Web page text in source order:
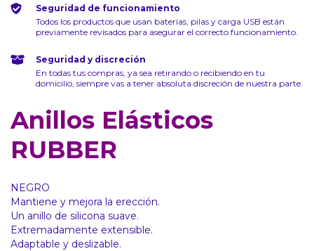
Seguridad de funcionamiento
Todos los productos que usan baterías, pilas y carga USB están
previamente revisados para asegurar el correcto funcionamiento.
Seguridad y discreción
En todas tus compras, ya sea retirando o recibiendo en tu
domicilio, siempre vas a tener absoluta discreción de nuestra parte.
Anillos Elásticos
RUBBER
NEGRO
Mantiene y mejora la erección.
Un anillo de silicona suave.
Extremadamente extensible.
Adaptable y deslizable.